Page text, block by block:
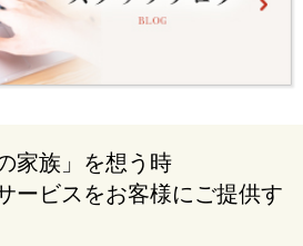
家族」を想う時
ービスをお客様にご提供す